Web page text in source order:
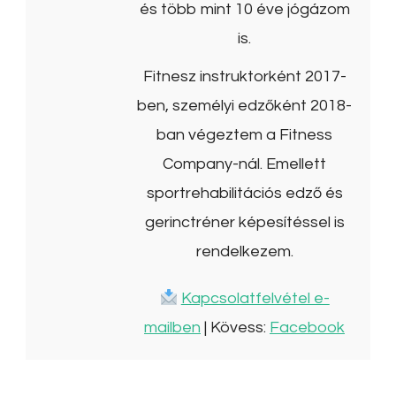
és több mint 10 éve jógázom
is.
Fitnesz instruktorként 2017-
ben, személyi edzőként 2018-
ban végeztem a Fitness
Company-nál. Emellett
sportrehabilitációs edző és
gerinctréner képesítéssel is
rendelkezem.
Kapcsolatfelvétel e-
mailben | Kövess: Facebook